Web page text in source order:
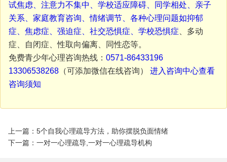
试焦虑、注意力不集中、学校适应障碍、同学相处、亲子
关系、家庭教育咨询、情绪调节、各种心理问题如抑郁
症、焦虑症、强迫症、社交恐惧症、 学校恐惧症 、多动
症、自闭症、性取向偏离、同性恋等。
免费青少年心理咨询热线： 0571-86433196
13306538268（可添加微信在线咨询） 进入咨询中心查看
咨询须知
上一篇：5个自我心理疏导方法，助你摆脱负面情绪
下一篇：一对一心理疏导,一对一心理疏导机构